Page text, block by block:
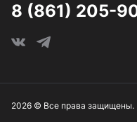
8 (861) 205-
2026 © Все права защищены.